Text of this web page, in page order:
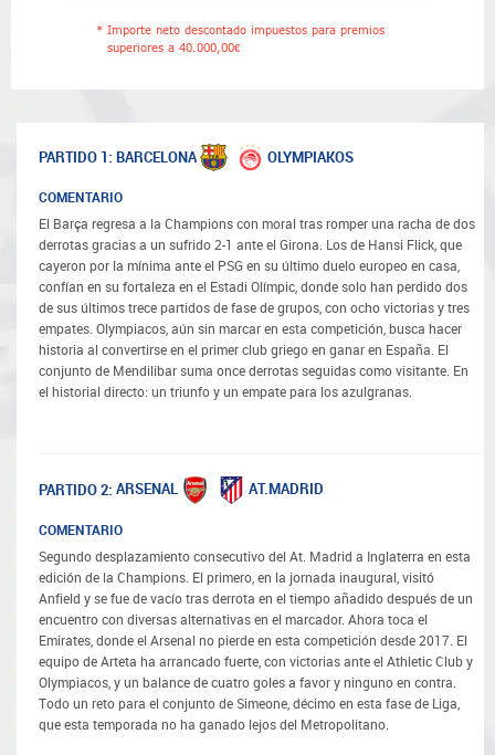
* Importe neto descontado impuestos para premios
superiores a 40.000,00€
PARTIDO 1: BARCELONA OLYMPIAKOS
COMENTARIO
El Barça regresa a la Champions con moral tras romper una racha de dos
derrotas gracias a un sufrido 2-1 ante el Girona. Los de Hansi Flick, que
cayeron por la mínima ante el PSG en su último duelo europeo en casa,
confían en su fortaleza en el Estadi Olímpic, donde solo han perdido dos
de sus últimos trece partidos de fase de grupos, con ocho victorias y tres
empates. Olympiacos, aún sin marcar en esta competición, busca hacer
historia al convertirse en el primer club griego en ganar en España. El
conjunto de Mendilibar suma once derrotas seguidas como visitante. En
el historial directo: un triunfo y un empate para los azulgranas.
PARTIDO 2: ARSENAL AT.MADRID
COMENTARIO
Segundo desplazamiento consecutivo del At. Madrid a Inglaterra en esta
edición de la Champions. El primero, en la jornada inaugural, visitó
Anfield y se fue de vacío tras derrota en el tiempo añadido después de un
encuentro con diversas alternativas en el marcador. Ahora toca el
Emirates, donde el Arsenal no pierde en esta competición desde 2017. El
equipo de Arteta ha arrancado fuerte, con victorias ante el Athletic Club y
Olympiacos, y un balance de cuatro goles a favor y ninguno en contra.
Todo un reto para el conjunto de Simeone, décimo en esta fase de Liga,
que esta temporada no ha ganado lejos del Metropolitano.